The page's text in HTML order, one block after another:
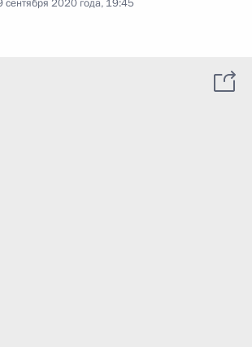
сентября 2020 года, 19:45